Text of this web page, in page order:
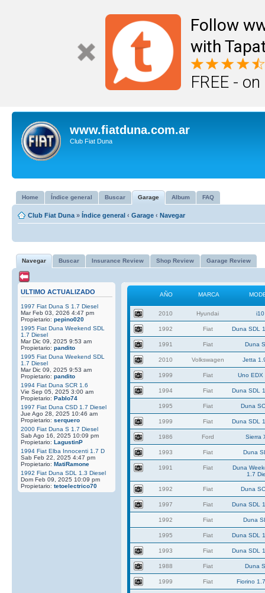
Follow
with
FREE -
www.fiatduna.com.ar
Club Fiat Duna
Home Índice general Buscar Garage Album FAQ
Club Fiat Duna » Índice general ‹ Garage ‹ Navegar
Navegar Buscar Insurance Review Shop Review Garage Review
ULTIMO ACTUALIZADO
1997 Fiat Duna S 1.7 Diesel
Mar Feb 03, 2026 4:47 pm
Propietario: pepino020
1995 Fiat Duna Weekend SDL
1.7 Diesel
Mar Dic 09, 2025 9:53 am
Propietario: pandito
1995 Fiat Duna Weekend SDL
1.7 Diesel
Mar Dic 09, 2025 9:53 am
Propietario: pandito
1994 Fiat Duna SCR 1.6
Vie Sep 05, 2025 3:00 am
Propietario: Pablo74
1997 Fiat Duna CSD 1.7 Diesel
Jue Ago 28, 2025 10:46 am
Propietario: serquero
2000 Fiat Duna S 1.7 Diesel
Sab Ago 16, 2025 10:09 pm
Propietario: LagustinP
1994 Fiat Elba Innocenti 1.7 D
Sab Feb 22, 2025 4:47 pm
Propietario: MatiRamone
1992 Fiat Duna SDL 1.3 Diesel
Dom Feb 09, 2025 10:09 pm
Propietario: tetoelectrico70
AÑO MARCA
2010 Hyundai i10
1992 Fiat Duna SDL
1991 Fiat Duna
2010 Volkswagen Jetta
1999 Fiat Uno EDX
1994 Fiat Duna SDL
1995 Fiat Duna
1999 Fiat Duna SDL
1986 Ford Sierra
1993 Fiat Duna
1991 Fiat
Duna
1.7
1992 Fiat Duna
1997 Fiat Duna SDL
1992 Fiat Duna
1995 Fiat Duna SDL
1993 Fiat Duna SDL
1988 Fiat Duna
1999 Fiat Fiorino